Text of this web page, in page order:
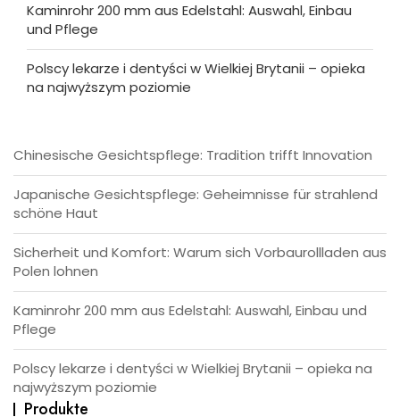
Kaminrohr 200 mm aus Edelstahl: Auswahl, Einbau
und Pflege
Polscy lekarze i dentyści w Wielkiej Brytanii – opieka
na najwyższym poziomie
Chinesische Gesichtspflege: Tradition trifft Innovation
Japanische Gesichtspflege: Geheimnisse für strahlend
schöne Haut
Sicherheit und Komfort: Warum sich Vorbaurollladen aus
Polen lohnen
Kaminrohr 200 mm aus Edelstahl: Auswahl, Einbau und
Pflege
Polscy lekarze i dentyści w Wielkiej Brytanii – opieka na
najwyższym poziomie
Produkte